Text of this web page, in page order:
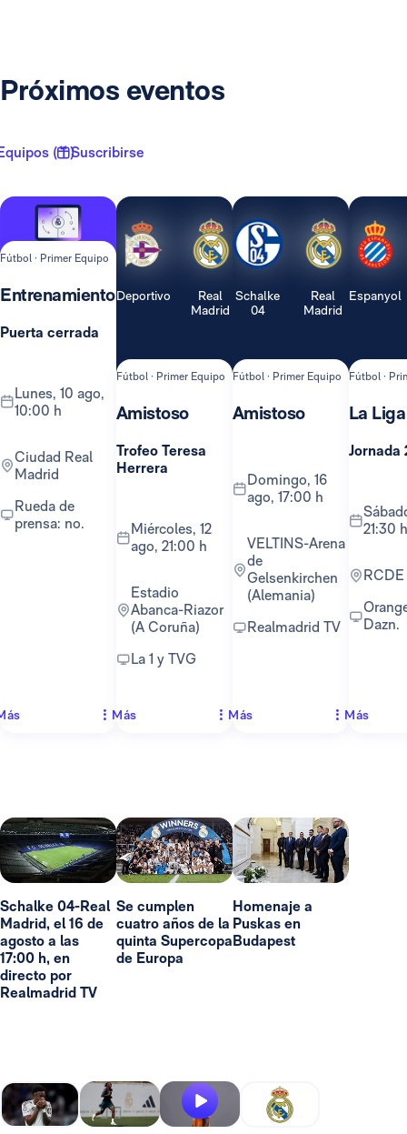
Próximos eventos
( 1 )Suscribirse
Fútbol · Primer Equipo
Entrenamiento
Puerta cerrada
lunes, 10 ago,
10:00 h
Ciudad Real
Madrid
Rueda de
prensa: no.
Deportivo
Real
Madrid
Fútbol · Primer Equipo
Amistoso
Trofeo Teresa
Herrera
miércoles, 12
ago, 21:00 h
Estadio
Abanca-Riazor
(A Coruña)
La 1 y TVG
Más
Schalke
04
Real
Madrid
Fútbol · Primer Equipo
Amistoso
domingo, 16
ago, 17:00 h
VELTINS-Arena
de
Gelsenkirchen
(Alemania)
Realmadrid TV
Más
Espanyol
Fútbol ·
La Liga
Jornada
sábado, 22 ago,
21:30 h
Orange TV y
Dazn.
Más
Schalke 04-Real
Madrid, el 16 de
agosto a las
17:00 h, en
directo por
Realmadrid TV
Se cumplen
cuatro años de la
quinta Supercopa
de Europa
Homenaje a
Puskas en
Budapest